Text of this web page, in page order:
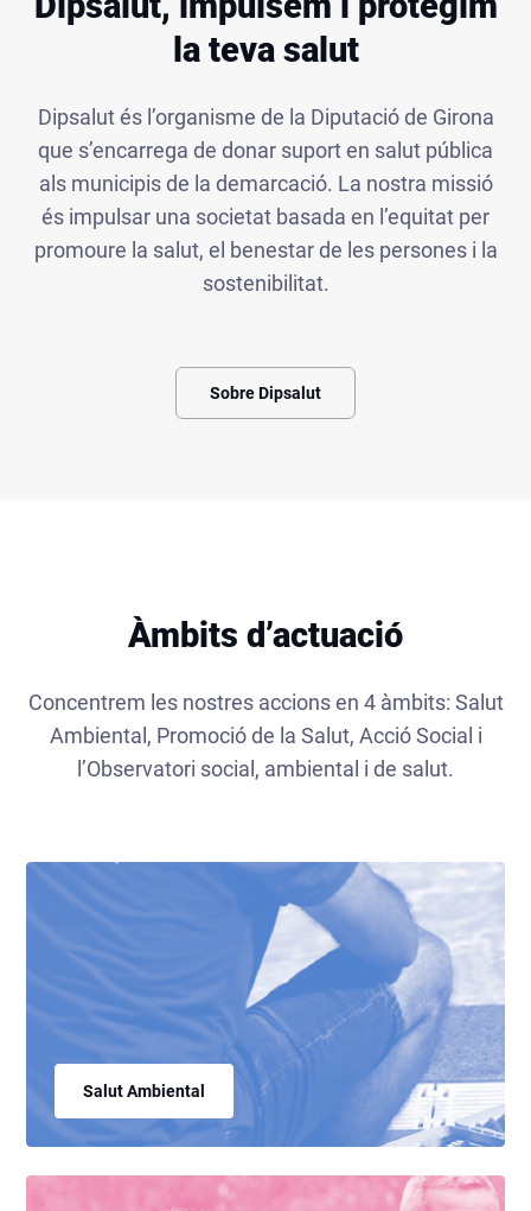
la teva salut
Dipsalut és l’organisme de la Diputació de Girona
que s’encarrega de donar suport en salut pública
als municipis de la demarcació. La nostra missió
és impulsar una societat basada en l’equitat per
promoure la salut, el benestar de les persones i la
sostenibilitat.
Sobre Dipsalut
Àmbits d’actuació
Concentrem les nostres accions en 4 àmbits: Salut
Ambiental, Promoció de la Salut, Acció Social i
l’Observatori social, ambiental i de salut.
Salut Ambiental